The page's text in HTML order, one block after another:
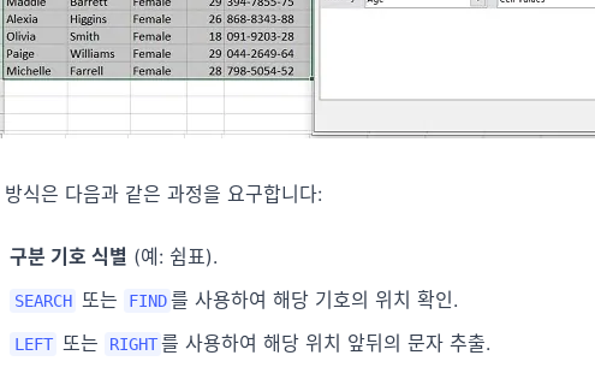
식은 다음과 같은 과정을 요구합니다:
구분 기호 식별 (예: 쉼표).
SEARCH 또는 FIND 를 사용하여 해당 기호의 위치 확인.
LEFT 또는 RIGHT 를 사용하여 해당 위치 앞뒤의 문자 추출.